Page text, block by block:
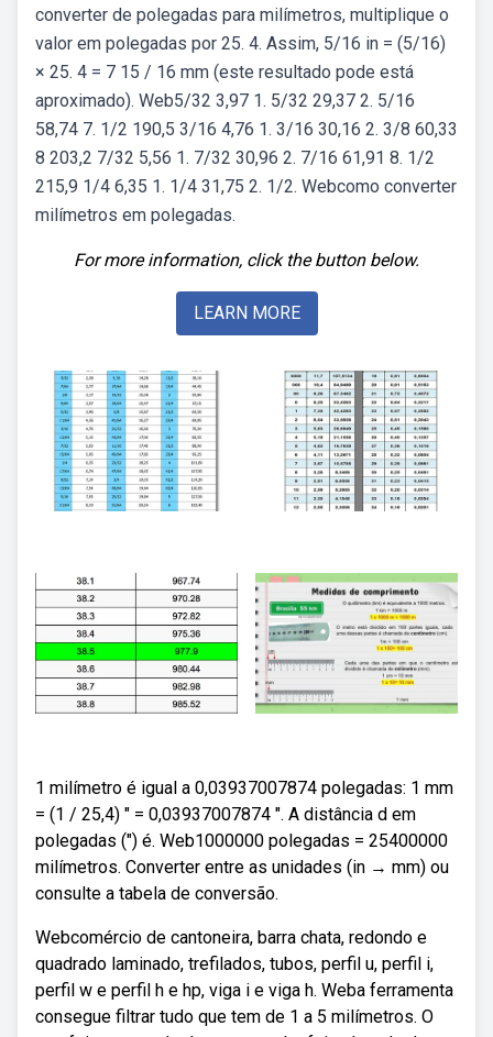
converter de polegadas para milímetros, multiplique o
valor em polegadas por 25. 4. Assim, 5/16 in = (5/16)
× 25. 4 = 7 15 / 16 mm (este resultado pode está
aproximado). Web5/32 3,97 1. 5/32 29,37 2. 5/16
58,74 7. 1/2 190,5 3/16 4,76 1. 3/16 30,16 2. 3/8 60,33
8 203,2 7/32 5,56 1. 7/32 30,96 2. 7/16 61,91 8. 1/2
215,9 1/4 6,35 1. 1/4 31,75 2. 1/2. Webcomo converter
milímetros em polegadas.
For more information, click the button below.
LEARN MORE
1 milímetro é igual a 0,03937007874 polegadas: 1 mm
= (1 / 25,4) ″ = 0,03937007874 ″. A distância d em
polegadas (″) é. Web1000000 polegadas = 25400000
milímetros. Converter entre as unidades (in → mm) ou
consulte a tabela de conversão.
Webcomércio de cantoneira, barra chata, redondo e
quadrado laminado, trefilados, tubos, perfil u, perfil i,
perfil w e perfil h e hp, viga i e viga h. Weba ferramenta
consegue filtrar tudo que tem de 1 a 5 milímetros. O